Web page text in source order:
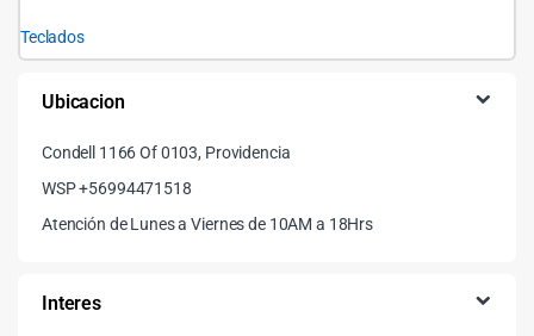
Teclados
Ubicacion
Condell 1166 Of 0103, Providencia
WSP +56994471518
Atención de Lunes a Viernes de 10AM a 18Hrs
Interes